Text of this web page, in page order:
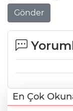
Gönder
En Çok